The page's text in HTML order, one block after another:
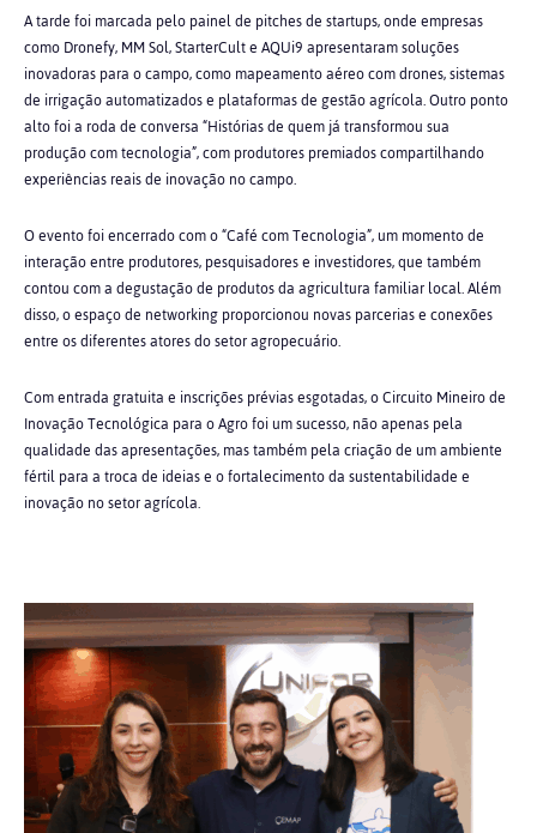
A tarde foi marcada pelo painel de pitches de startups, onde empresas
como Dronefy, MM Sol, StarterCult e AQUi9 apresentaram soluções
inovadoras para o campo, como mapeamento aéreo com drones, sistemas
de irrigação automatizados e plataformas de gestão agrícola. Outro ponto
alto foi a roda de conversa “Histórias de quem já transformou sua
produção com tecnologia”,com produtores premiados compartilhando
experiências reais de inovação no campo.
O evento foi encerrado com o “Café com Tecnologia”, um momento de
interação entre produtores, pesquisadores e investidores, que também
contou com a degustação de produtos da agricultura familiar local. Além
disso, o espaço de networking proporcionou novas parcerias e conexões
entre os diferentes atores do setor agropecuário.
Com entrada gratuita e inscrições prévias esgotadas, o Circuito Mineiro de
Inovação Tecnológica para o Agro foi um sucesso, não apenas pela
qualidade das apresentações, mas também pela criação de um ambiente
fértil para a troca de ideias e o fortalecimento da sustentabilidade e
inovação no setor agrícola.